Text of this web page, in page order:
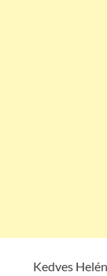
Kedves